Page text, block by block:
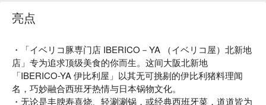
亮点
・「イベリコ豚専门店 IBERICO－YA （イベリコ屋）北新地
店」专为追求顶级美食的你而生。这间大阪北新地
「IBERICO-YA 伊比利屋」以其无可挑剔的伊比利猪料理闻
名，巧妙融合西班牙热情与日本锅物文化。
・无论是丰腴寿喜烧、轻涮涮锅，或经典西班牙菜，道道皆为